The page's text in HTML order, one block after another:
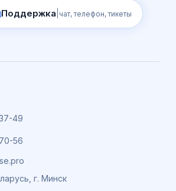
Поддержка чат, телефон, тикеты
49
56
г. Минск